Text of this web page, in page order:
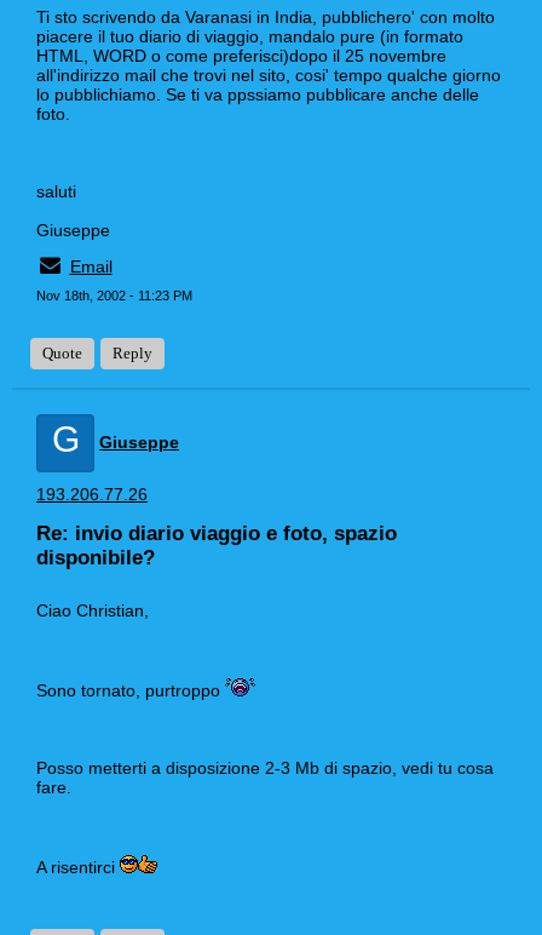
Quote Reply
Ti sto scrivendo da Varanasi in India, pubblichero' con molto
piacere il tuo diario di viaggio, mandalo pure (in formato
HTML, WORD o come preferisci)dopo il 25 novembre
all'indirizzo mail che trovi nel sito, cosi' tempo qualche giorno
lo pubblichiamo. Se ti va ppssiamo pubblicare anche delle
foto.
saluti
Giuseppe
Email
Nov 18th, 2002 - 11:23 PM
G Giuseppe
193.206.77.26
Re: invio diario viaggio e foto, spazio
disponibile?
Ciao Christian,
Sono tornato, purtroppo
Posso metterti a disposizione 2-3 Mb di spazio, vedi tu cosa
fare.
A risentirci